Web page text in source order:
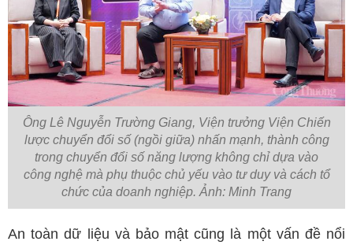
Ông Lê Nguyễn Trường Giang, Viện trưởng Viện Chiến
lược chuyển đổi số (ngồi giữa) nhấn mạnh, thành công
trong chuyển đổi số năng lượng không chỉ dựa vào
công nghệ mà phụ thuộc chủ yếu vào tư duy và cách tổ
chức của doanh nghiệp. Ảnh: Minh Trang
An toàn dữ liệu và bảo mật cũng là một vấn đề nổi